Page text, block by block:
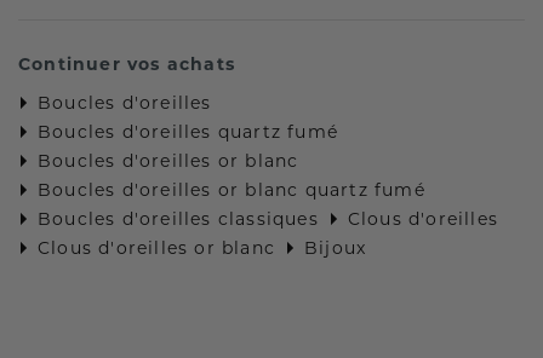
Continuer vos achats
Boucles d'oreilles
Boucles d'oreilles quartz fumé
Boucles d'oreilles or blanc
Boucles d'oreilles or blanc quartz fumé
Boucles d'oreilles classiques
Clous d'oreilles
Clous d'oreilles or blanc
Bijoux